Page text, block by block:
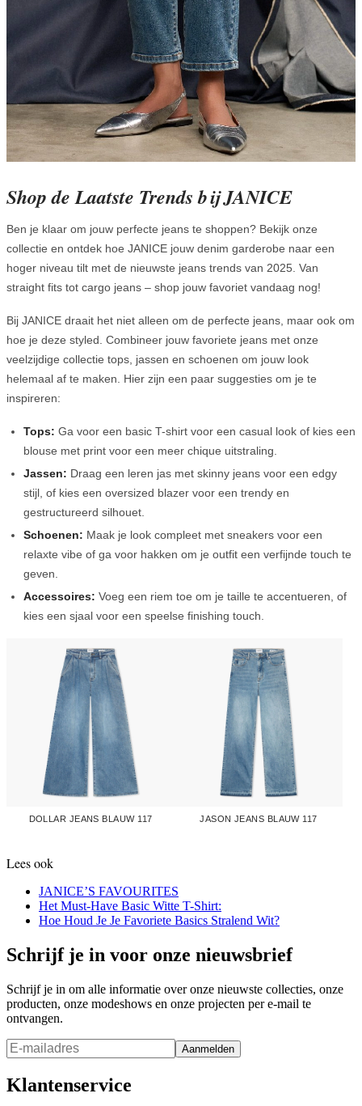
Shop de Laatste Trends bij JANICE
Ben je klaar om jouw perfecte jeans te shoppen? Bekijk onze
collectie en ontdek hoe JANICE jouw denim garderobe naar een
hoger niveau tilt met de nieuwste jeans trends van 2025. Van
straight fits tot cargo jeans – shop jouw favoriet vandaag nog!
Bij JANICE draait het niet alleen om de perfecte jeans, maar ook om
hoe je deze styled. Combineer jouw favoriete jeans met onze
veelzijdige collectie tops, jassen en schoenen om jouw look
helemaal af te maken. Hier zijn een paar suggesties om je te
inspireren:
Tops: Ga voor een basic T-shirt voor een casual look of kies een
blouse met print voor een meer chique uitstraling.
Jassen: Draag een leren jas met skinny jeans voor een edgy
stijl, of kies een oversized blazer voor een trendy en
gestructureerd silhouet.
Schoenen: Maak je look compleet met sneakers voor een
relaxte vibe of ga voor hakken om je outfit een verfijnde touch te
geven.
Accessoires: Voeg een riem toe om je taille te accentueren, of
kies een sjaal voor een speelse finishing touch.
DOLLAR JEANS BLAUW 117 JASON JEANS BLAUW 117
Lees ook
JANICE’S FAVOURITES
Het Must-Have Basic Witte T-Shirt:
Hoe Houd Je Je Favoriete Basics Stralend Wit?
Schrijf je in voor onze nieuwsbrief
Schrijf je in om alle informatie over onze nieuwste collecties, onze
producten, onze modeshows en onze projecten per e-mail te
ontvangen.
Aanmelden
Klantenservice